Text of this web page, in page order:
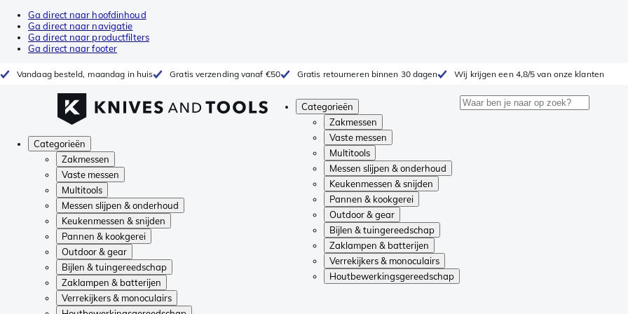
Ga direct naar hoofdinhoud
Ga direct naar navigatie
Ga direct naar productfilters
Ga direct naar footer
Vandaag besteld, maandag in huis Gratis verzending vanaf €50 Gratis retourneren binnen 30 dagen Wij krijgen een 4,8/5 van onze klanten
Categorieën
Zakmessen
Vaste messen
Multitools
Messen slijpen & onderhoud
Keukenmessen & snijden
Pannen & kookgerei
Outdoor & gear
Bijlen & tuingereedschap
Zaklampen & batterijen
Verrekijkers & monoculairs
Houtbewerkingsgereedschap
Categorieën
Zakmessen
Vaste messen
Multitools
Messen slijpen & onderhoud
Keukenmessen & snijden
Pannen & kookgerei
Outdoor & gear
Bijlen & tuingereedschap
Zaklampen & batterijen
Verrekijkers & monoculairs